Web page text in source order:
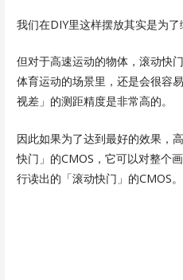
我们在DIY里这样摆放其实是为了
但对于高速运动的物体，滚动快
体育运动的场景里，还是会很容
视差」的测距精度是非常高的。
因此如果为了达到最好的效果，
快门」的CMOS，它可以对整个
行读出的「滚动快门」的CMOS。